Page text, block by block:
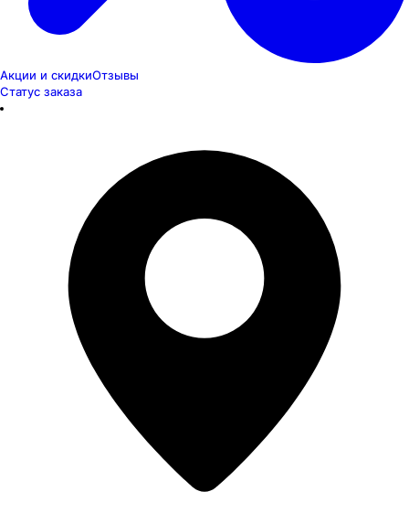
Акции и скидкиОтзывы
Статус заказа